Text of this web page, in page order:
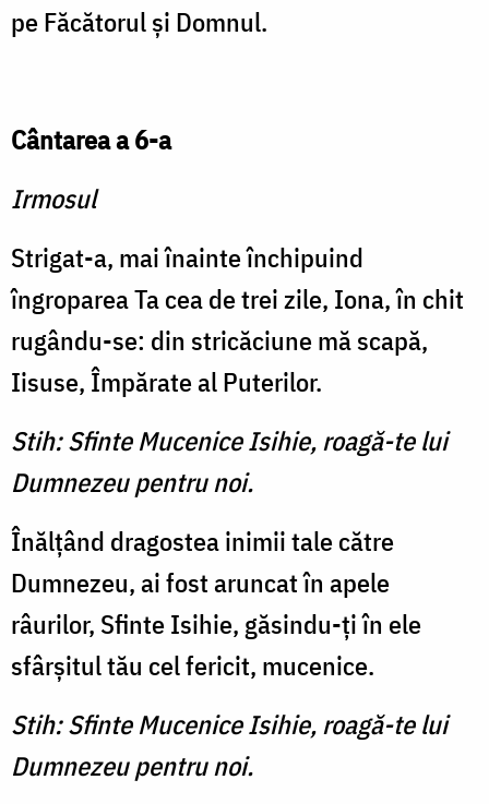
pe Făcătorul şi Domnul.
Cântarea a 6-a
Irmosul
Strigat-a, mai înainte în­chipuind
îngroparea Ta cea de trei zile, Iona, în chit
rugându-se: din stricăciune mă scapă,
Iisuse, Împărate al Puterilor.
Stih: Sfinte Mucenice Isihie, roagă-te lui
Dumnezeu pentru noi.
Înălţând dragostea inimii tale către
Dumnezeu, ai fost aruncat în apele
râurilor, Sfinte Isihie, găsindu-ţi în ele
sfârşitul tău cel fericit, mucenice.
Stih: Sfinte Mucenice Isihie, roagă-te lui
Dumnezeu pentru noi.